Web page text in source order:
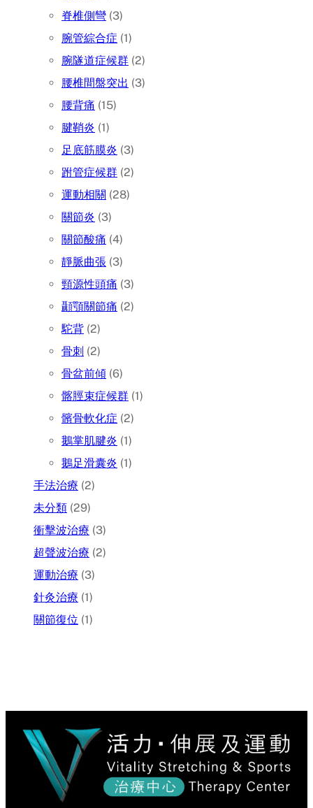
脊椎側彎 (3)
腕管綜合症 (1)
腕隧道症候群 (2)
腰椎間盤突出 (3)
腰背痛 (15)
腱鞘炎 (1)
足底筋膜炎 (3)
跗管症候群 (2)
運動相關 (28)
關節炎 (3)
關節酸痛 (4)
靜脈曲張 (3)
頸源性頭痛 (3)
顳顎關節痛 (2)
駝背 (2)
骨刺 (2)
骨盆前傾 (6)
髂脛束症候群 (1)
髕骨軟化症 (2)
鵝掌肌腱炎 (1)
鵝足滑囊炎 (1)
手法治療 (2)
未分類 (29)
衝擊波治療 (3)
超聲波治療 (2)
運動治療 (3)
針灸治療 (1)
關節復位 (1)